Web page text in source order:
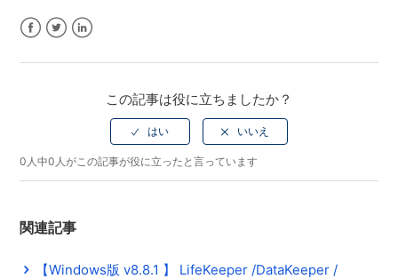
この記事は役に立ちましたか？
0人中0人がこの記事が役に立ったと言っています
関連記事
【Windows版 v8.8.1 】 LifeKeeper /DataKeeper /